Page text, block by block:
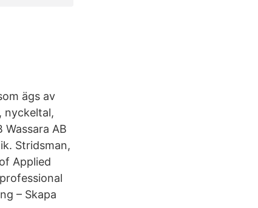
ägs av
nyckeltal,
AB
Stridsman,
Applied
– Skapa